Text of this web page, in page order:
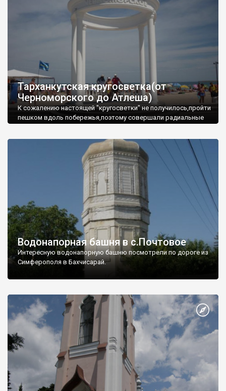
Тарханкутская кругосветка(от
Черноморского до Атлеша)
К сожалению настоящей "кругосветки" не получилось,пройти
пешком вдоль побережья,поэтому совершали радиальные
Водонапорная башня в с.Почтовое
Интересную водонапорную башню посмотрели по дороге из
Симферополя в Бахчисарай.